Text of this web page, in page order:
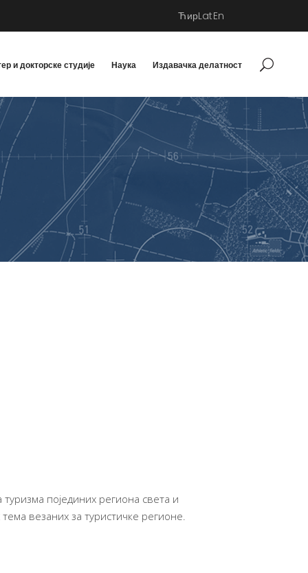
ЋирLatEn
и докторске студије Наука Издавачка делатност
појединих региона света и
везаних за туристичке регионе.